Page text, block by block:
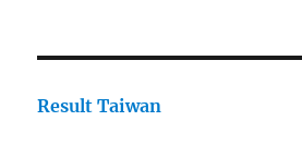
Result Taiwan